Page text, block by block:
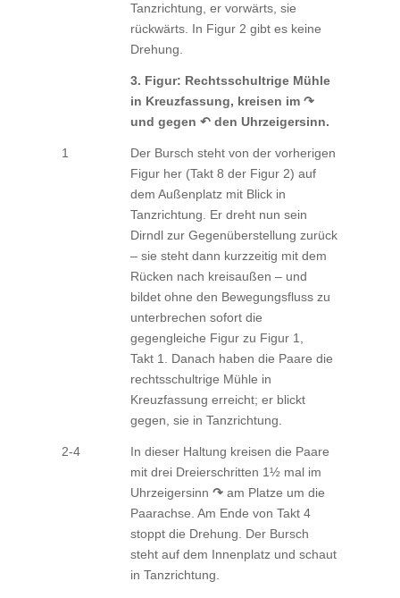
Tanzrichtung, er vorwärts, sie
rückwärts. In Figur 2 gibt es keine
Drehung.
3. Figur: Rechtsschultrige Mühle
in Kreuzfassung, kreisen im ↷
und gegen ↶ den Uhrzeigersinn.
1
Der Bursch steht von der vorherigen
Figur her (Takt 8 der Figur 2) auf
dem Außenplatz mit Blick in
Tanzrichtung. Er dreht nun sein
Dirndl zur Gegenüberstellung zurück
– sie steht dann kurzzeitig mit dem
Rücken nach kreisaußen – und
bildet ohne den Bewegungsfluss zu
unterbrechen sofort die
gegengleiche Figur zu Figur 1,
Takt 1. Danach haben die Paare die
rechtsschultrige Mühle in
Kreuzfassung erreicht; er blickt
gegen, sie in Tanzrichtung.
2-4
In dieser Haltung kreisen die Paare
mit drei Dreierschritten 1½ mal im
Uhrzeigersinn ↷am Platze um die
Paarachse. Am Ende von Takt 4
stoppt die Drehung. Der Bursch
steht auf dem Innenplatz und schaut
in Tanzrichtung.